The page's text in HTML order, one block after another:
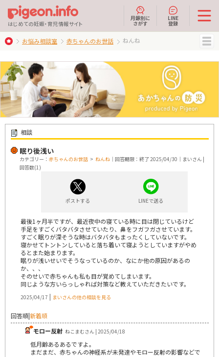
はじめての妊娠・育児情報サイト
月齢別に
さがす
LINE
登録
お悩み相談室 赤ちゃんのお世話 ねんね
相談
眠り後浅い
カテゴリー： 赤ちゃんのお世話 > ねんね ｜回答期限：終了 2025/04/30｜まいさん |
回答数(1)
ポストする LINEで送る
最後1ヶ月半ですが、最近夜中の寝ている時に目は閉じているけど
手足をすごくバタバタさせていたり、鼻をフガフガさせています。
すごく眠りが深そうな時はバタバタもまったくしていないです。
寝かせてトントンしていると落ち着いて寝ようとしていますがやめ
るとまた始まります。
眠りが浅いせいでそうなっているのか、なにか他の原因があるの
か、、、
そのせいで赤ちゃんも私も目が覚めてしまいます。
同じような方いらっしゃれば対策など教えていただきたいです。
2025/04/17 | まいさんの他の相談を見る
回答順|新着順
モロー反射 ねこまむさん | 2025/04/18
低月齢あるあるですよ。
まだまだ、赤ちゃんの神経系が未発達やモロー反射の影響などで